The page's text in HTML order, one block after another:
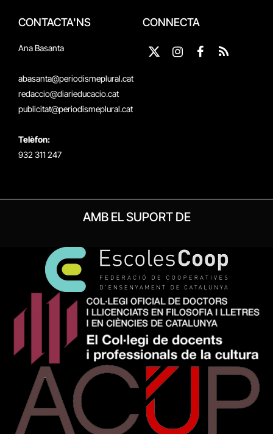
CONTACTA'NS
Ana Basanta
abasanta@periodismeplural.cat
redaccio@diarieducacio.cat
publicitat@periodismeplural.cat
Telèfon:
932 311 247
CONNECTA
X
Instagram
Facebook
RSS
AMB EL SUPORT DE